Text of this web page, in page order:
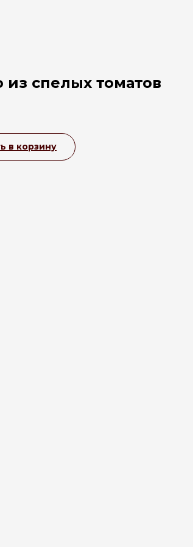
из спелых томатов
в корзину